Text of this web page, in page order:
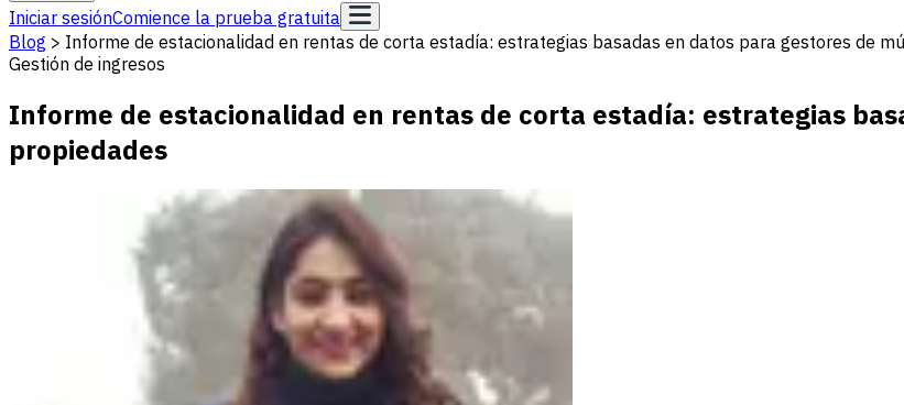
Iniciar sesiónComience la prueba gratuita
Blog > Informe de estacionalidad en rentas de corta estadía: estrategias basadas en datos para gestores de
Gestión de ingresos
Informe de estacionalidad en rentas de corta estadía: estrategias
propiedades